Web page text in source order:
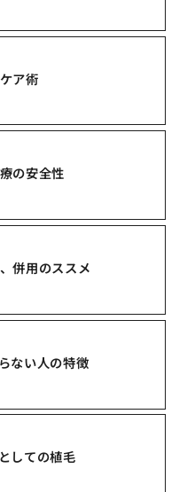
ア術
の安全性
併用のススメ
ない人の特徴
しての植毛